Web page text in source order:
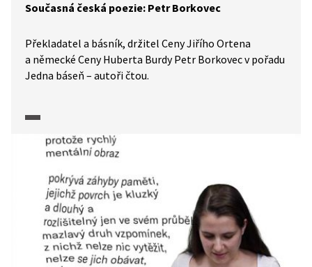
Současná česká poezie: Petr Borkovec
Překladatel a básník, držitel Ceny Jiřího Ortena
a německé Ceny Huberta Burdy Petr Borkovec v pořadu
Jedna báseň – autoři čtou.